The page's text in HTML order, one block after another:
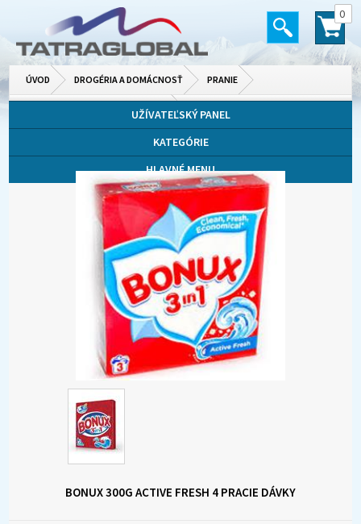
0
ÚVOD DROGÉRIA A DOMÁCNOSŤ PRANIE
PRÁŠKY, GÉLY, KAPSULE NA PRANIEUŽÍVATEĽSKÝ PANEL
KATEGÓRIE
HLAVNÉ MENU
BONUX 300G ACTIVE FRESH 4 PRACIE DÁVKY